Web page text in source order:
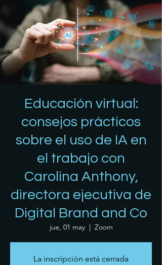
Educación virtual:
consejos prácticos
sobre el uso de IA en
el trabajo con
Carolina Anthony,
directora ejecutiva de
Digital Brand and Co
jue, 01 may
  |
Zoom
La inscripción está cerrada